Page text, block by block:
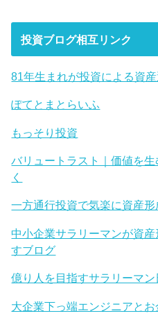
投資ブログ相互リンク
81年生まれが投資による資
ぽてとまとらいふ
もっそり投資
バリュートラスト｜価値を
く
一方通行投資で気楽に資産形
中小企業サラリーマンが資
すブログ
億り人を目指すサラリーマン
大企業下っ端エンジニアとお